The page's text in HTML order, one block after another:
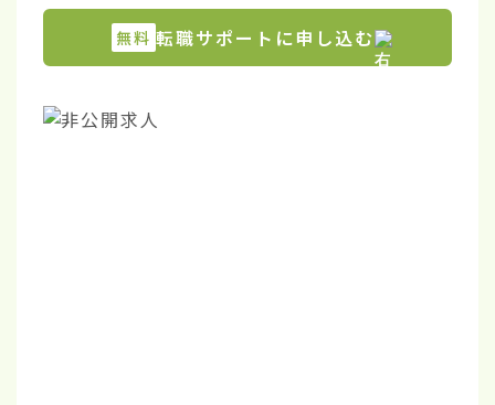
無料 転職サポートに申し込む